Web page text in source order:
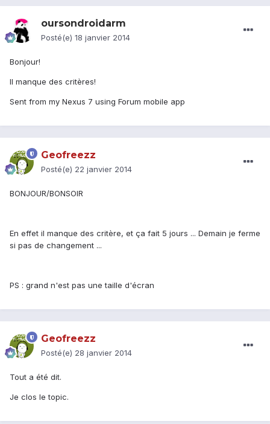
oursondroidarm
Posté(e) 18 janvier 2014
Bonjour!
Il manque des critères!
Sent from my Nexus 7 using Forum mobile app
Geofreezz
Posté(e) 22 janvier 2014
BONJOUR/BONSOIR
En effet il manque des critère, et ça fait 5 jours ... Demain je ferme
si pas de changement ...
PS : grand n'est pas une taille d'écran
Geofreezz
Posté(e) 28 janvier 2014
Tout a été dit.
Je clos le topic.